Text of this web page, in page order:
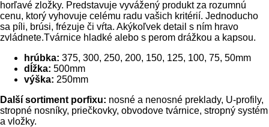
horľavé zložky. Predstavuje vyvážený produkt za rozumnú
cenu, ktorý vyhovuje celému radu vašich kritérií. Jednoducho
sa píli, brúsi, frézuje či vŕta. Akýkoľvek detail s ním hravo
zvládnete.Tvárnice hladké alebo s perom drážkou a kapsou.
hrúbka: 375, 300, 250, 200, 150, 125, 100, 75, 50mm
dĺžka: 500mm
výška: 250mm
Další sortiment porfixu: nosné a nenosné preklady, U-profily,
stropné nosníky, priečkovky, obvodove tvárnice, stropný systém
a vložky.